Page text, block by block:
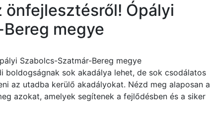
Ópályi
megye
Szabolcs-Szatmár-Bereg megye
boldogságnak sok akadálya lehet, de sok csodálatos
az utadba kerülő akadályokat. Nézd meg alaposan a
azokat, amelyek segítenek a fejlődésben és a siker